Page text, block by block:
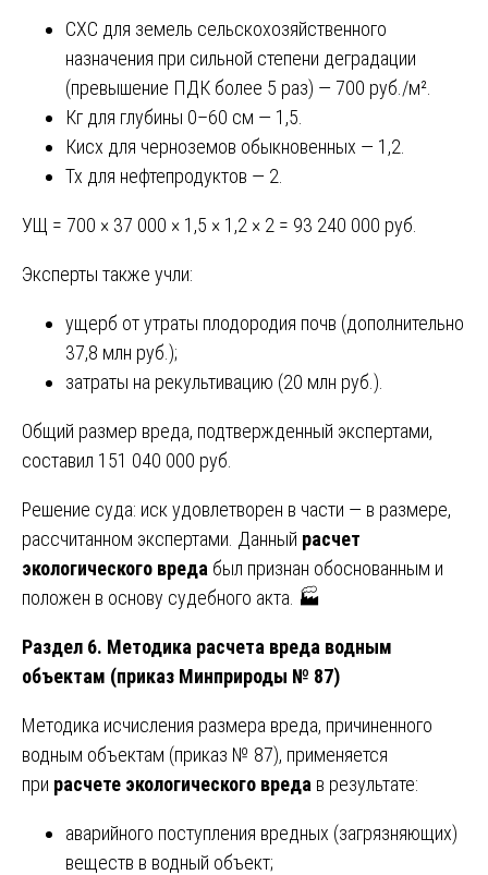
СХС для земель сельскохозяйственного
назначения при сильной степени деградации
(превышение ПДК более 5 раз) — 700 руб./м².
Кг для глубины 0–60 см — 1,5.
Кисх для черноземов обыкновенных — 1,2.
Тх для нефтепродуктов — 2.
УЩ = 700 × 37 000 × 1,5 × 1,2 × 2 = 93 240 000 руб.
Эксперты также учли:
ущерб от утраты плодородия почв (дополнительно
37,8 млн руб.);
затраты на рекультивацию (20 млн руб.).
Общий размер вреда, подтвержденный экспертами,
составил 151 040 000 руб.
Решение суда: иск удовлетворен в части — в размере,
рассчитанном экспертами. Данный расчет
экологического вреда был признан обоснованным и
положен в основу судебного акта. 🏭
Раздел 6. Методика расчета вреда водным
объектам (приказ Минприроды № 87)
Методика исчисления размера вреда, причиненного
водным объектам (приказ № 87), применяется
при расчете экологического вреда в результате:
аварийного поступления вредных (загрязняющих)
веществ в водный объект;